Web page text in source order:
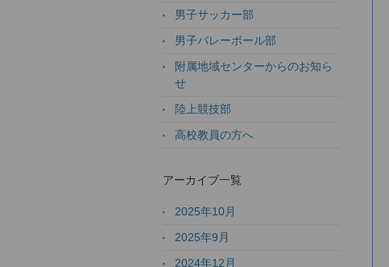
男子サッカー部
男子バレーボール部
附属地域センターからのお知ら
せ
陸上競技部
高校教員の方へ
アーカイブ一覧
2025年10月
2025年9月
2024年12月